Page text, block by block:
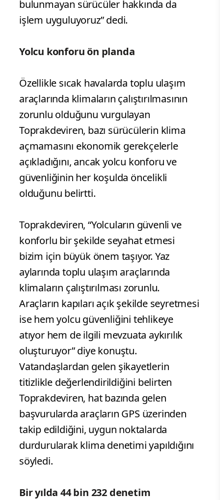
bulunmayan sürücüler hakkında da
işlem uyguluyoruz” dedi.
Yolcu konforu ön planda
Özellikle sıcak havalarda toplu ulaşım
araçlarında klimaların çalıştırılmasının
zorunlu olduğunu vurgulayan
Toprakdeviren, bazı sürücülerin klima
açmamasını ekonomik gerekçelerle
açıkladığını, ancak yolcu konforu ve
güvenliğinin her koşulda öncelikli
olduğunu belirtti.
Toprakdeviren, “Yolcuların güvenli ve
konforlu bir şekilde seyahat etmesi
bizim için büyük önem taşıyor. Yaz
aylarında toplu ulaşım araçlarında
klimaların çalıştırılması zorunlu.
Araçların kapıları açık şekilde seyretmesi
ise hem yolcu güvenliğini tehlikeye
atıyor hem de ilgili mevzuata aykırılık
oluşturuyor” diye konuştu.
Vatandaşlardan gelen şikayetlerin
titizlikle değerlendirildiğini belirten
Toprakdeviren, hat bazında gelen
başvurularda araçların GPS üzerinden
takip edildiğini, uygun noktalarda
durdurularak klima denetimi yapıldığını
söyledi.
Bir yılda 44 bin 232 denetim